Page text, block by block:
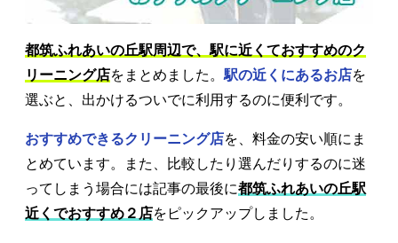
都筑ふれあいの丘駅周辺で、駅に近くておすすめのク
リーニング店をまとめました。 駅の近くにあるお店を
選ぶと、出かけるついでに利用するのに便利です。
おすすめできるクリーニング店を、料金の安い順にま
とめています。また、比較したり選んだりするのに迷
ってしまう場合には記事の最後に都筑ふれあいの丘駅
近くでおすすめ２店をピックアップしました。